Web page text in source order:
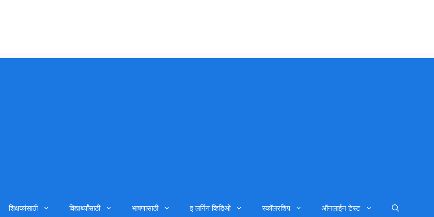
शिक्षकांसाठी विद्यार्थ्यांसाठी भाषणासाठी इ लर्निग व्हिडिओ स्कॉलरशिप ऑनलाईन टेस्ट